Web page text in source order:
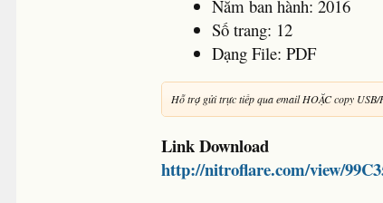
Năm ban hành: 2016
Số trang: 12
Dạng File: PDF
Hỗ trợ gửi trực tiếp qua email HOẶC copy
Link Download
http://nitroflare.com/view/